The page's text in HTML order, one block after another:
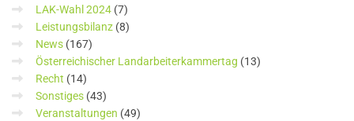
LAK-Wahl 2024 (7)
Leistungsbilanz (8)
News (167)
Österreichischer Landarbeiterkammertag (13)
Recht (14)
Sonstiges (43)
Veranstaltungen (49)